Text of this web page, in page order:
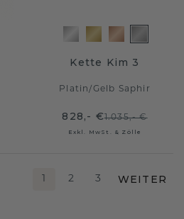
Kette Kim 3
Platin/Gelb Saphir
828,- €1.035,- €
Exkl. MwSt. & Zölle
1 2 3 WEITER